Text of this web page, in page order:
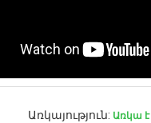
Առկայություն: Առկա է